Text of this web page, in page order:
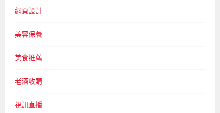
網頁設計
美容保養
美食推薦
老酒收購
視訊直播